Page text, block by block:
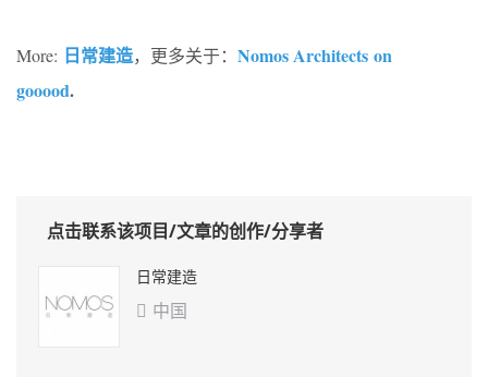
More: 日常建造，更多关于： Nomos Architects on
gooood.
点击联系该项目/文章的创作/分享者
日常建造
 中国